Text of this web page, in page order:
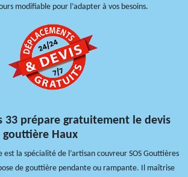
modifiable pour l’adapter à vos besoins.
33 prépare gratuitement le devis
Haux
est la spécialité de l’artisan couvreur SOS Gouttières
de gouttière pendante ou rampante. Il maîtrise